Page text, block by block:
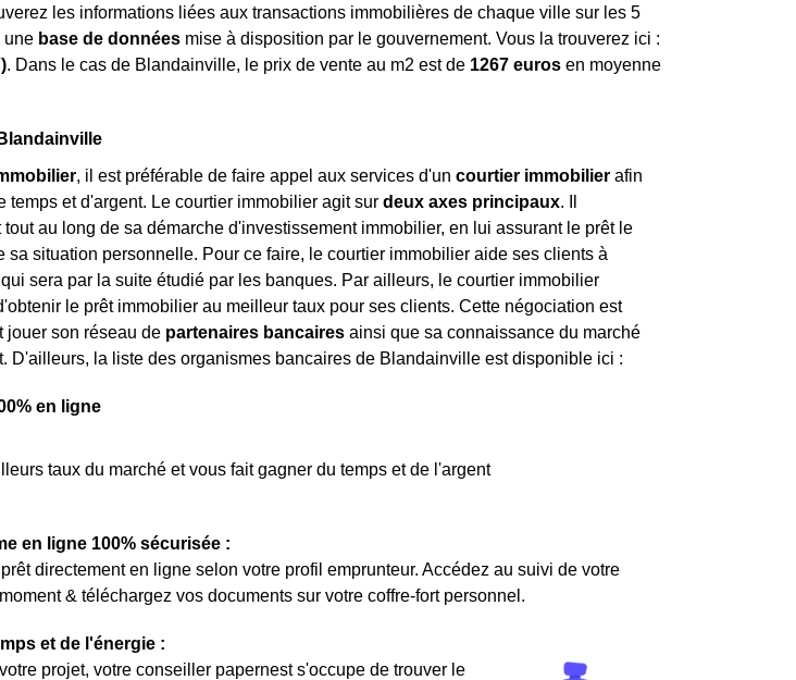
les informations liées aux transactions immobilières de chaque ville sur les 5
une base de données mise à disposition par le gouvernement. Vous la trouverez ici :
. Dans le cas de Blandainville, le prix de vente au m2 est de 1267 euros en moyenne
, il est préférable de faire appel aux services d'un courtier immobilier afin
et d'argent. Le courtier immobilier agit sur deux axes principaux. Il
tout au long de sa démarche d'investissement immobilier, en lui assurant le prêt le
sa situation personnelle. Pour ce faire, le courtier immobilier aide ses clients à
sera par la suite étudié par les banques. Par ailleurs, le courtier immobilier
le prêt immobilier au meilleur taux pour ses clients. Cette négociation est
jouer son réseau de partenaires bancaires ainsi que sa connaissance du marché
D'ailleurs, la liste des organismes bancaires de Blandainville est disponible ici :
en ligne
taux du marché et vous fait gagner du temps et de l'argent
en ligne 100% sécurisée :
directement en ligne selon votre profil emprunteur. Accédez au suivi de votre
& téléchargez vos documents sur votre coffre-fort personnel.
et de l'énergie :
projet, votre conseiller papernest s'occupe de trouver le